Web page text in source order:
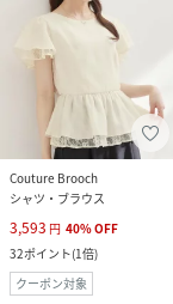
Couture Brooch
シャツ・ブラウス
3,593 円 40%OFF
32ポイント(1倍)
クーポン対象